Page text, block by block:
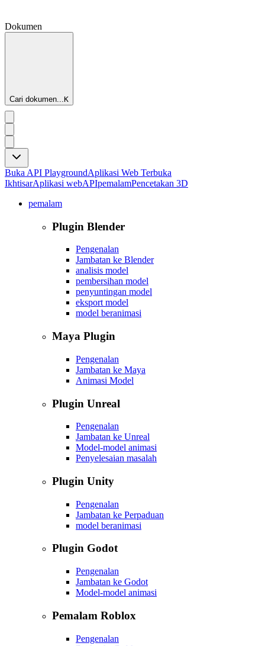
Dokumen
Cari dokumen...K
Buka API PlaygroundAplikasi Web Terbuka
IkhtisarAplikasi webAPIpemalamPencetakan 3D
pemalam
Plugin Blender
Pengenalan
Jambatan ke Blender
analisis model
pembersihan model
penyuntingan model
eksport model
model beranimasi
Maya Plugin
Pengenalan
Jambatan ke Maya
Animasi Model
Plugin Unreal
Pengenalan
Jambatan ke Unreal
Model-model animasi
Penyelesaian masalah
Plugin Unity
Pengenalan
Jambatan ke Perpaduan
model beranimasi
Plugin Godot
Pengenalan
Jambatan ke Godot
Model-model animasi
Pemalam Roblox
Pengenalan